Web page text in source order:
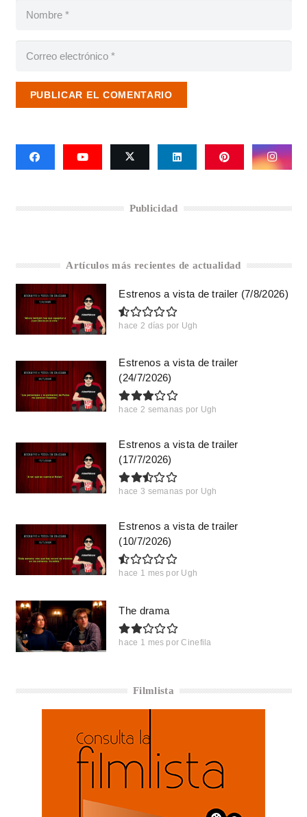
PUBLICAR EL COMENTARIO
Publicidad
Artículos más recientes de actualidad
Estrenos a vista de trailer (7/8/2026)
hace 2 días por Ugh
Estrenos a vista de trailer
(24/7/2026)
hace 2 semanas por Ugh
Estrenos a vista de trailer
(17/7/2026)
hace 3 semanas por Ugh
Estrenos a vista de trailer
(10/7/2026)
hace 1 mes por Ugh
The drama
hace 1 mes por Cinefila
Filmlista